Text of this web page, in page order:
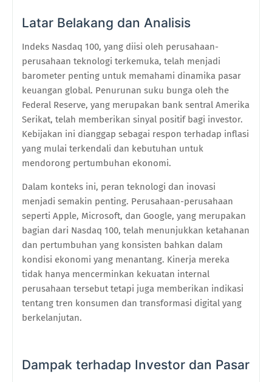
Latar Belakang dan Analisis
Indeks Nasdaq 100, yang diisi oleh perusahaan-
perusahaan teknologi terkemuka, telah menjadi
barometer penting untuk memahami dinamika pasar
keuangan global. Penurunan suku bunga oleh the
Federal Reserve, yang merupakan bank sentral Amerika
Serikat, telah memberikan sinyal positif bagi investor.
Kebijakan ini dianggap sebagai respon terhadap inflasi
yang mulai terkendali dan kebutuhan untuk
mendorong pertumbuhan ekonomi.
Dalam konteks ini, peran teknologi dan inovasi
menjadi semakin penting. Perusahaan-perusahaan
seperti Apple, Microsoft, dan Google, yang merupakan
bagian dari Nasdaq 100, telah menunjukkan ketahanan
dan pertumbuhan yang konsisten bahkan dalam
kondisi ekonomi yang menantang. Kinerja mereka
tidak hanya mencerminkan kekuatan internal
perusahaan tersebut tetapi juga memberikan indikasi
tentang tren konsumen dan transformasi digital yang
berkelanjutan.
Dampak terhadap Investor dan Pasar